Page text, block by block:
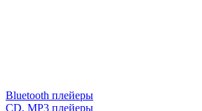
Bluetooth плейеры
CD, MP3 плейеры